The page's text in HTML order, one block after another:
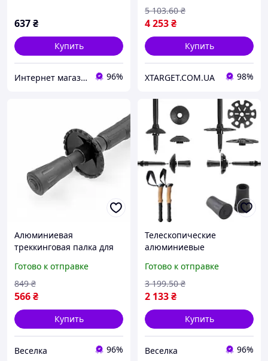
637₴
Купить
Интернет магазин Постелюшка (Домашний текстиль, сумки, товары для дома и отдыха) 96%
4 253₴
5 103.60 ₴
Купить
XTARGET.COM.UA 98%
Алюминиевая
треккинговая палка для
регулируемой длиной 50-
110 см FLAME
Готово к отправке
566₴
849 ₴
Купить
Веселка 96%
Телескопические
алюминиевые
135 см для походов и
скандинавской ходьбы
FLAME
Готово к отправке
2 133₴
3 199.50 ₴
Купить
Веселка 96%